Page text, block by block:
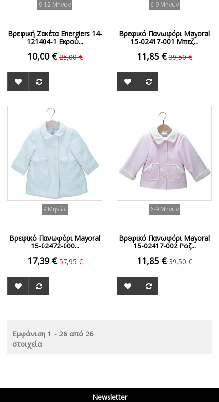
9-12 Μηνών
Βρεφική Ζακέτα Energiers 14-
121404-1 Εκρού...
10,00 € 25,00 €
6-9 Μηνών
Βρεφικό Πανωφόρι Mayoral
15-02417-001 Μπεζ...
11,85 € 39,50 €
9 Μηνών
Βρεφικό Πανωφόρι Mayoral
15-02472-000...
17,39 € 57,95 €
6-9 Μηνών
Βρεφικό Πανωφόρι Mayoral
15-02417-002 Ροζ...
11,85 € 39,50 €
Εμφάνιση 1 - 26 από 26
στοιχεία
Newsletter